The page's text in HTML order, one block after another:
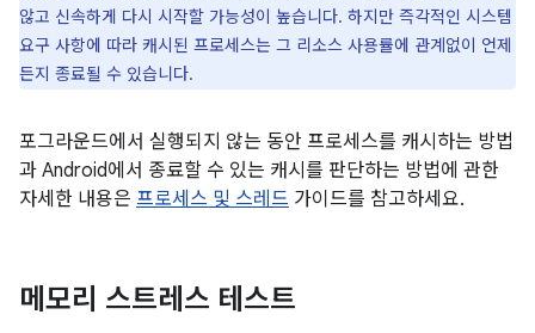
않고 신속하게 다시 시작할 가능성이 높습니다. 하지만 즉각적인 시스템
요구 사항에 따라 캐시된 프로세스는 그 리소스 사용률에 관계없이 언제
든지 종료될 수 있습니다.
포그라운드에서 실행되지 않는 동안 프로세스를 캐시하는 방법
과 Android에서 종료할 수 있는 캐시를 판단하는 방법에 관한
자세한 내용은 프로세스 및 스레드 가이드를 참고하세요.
메모리 스트레스 테스트